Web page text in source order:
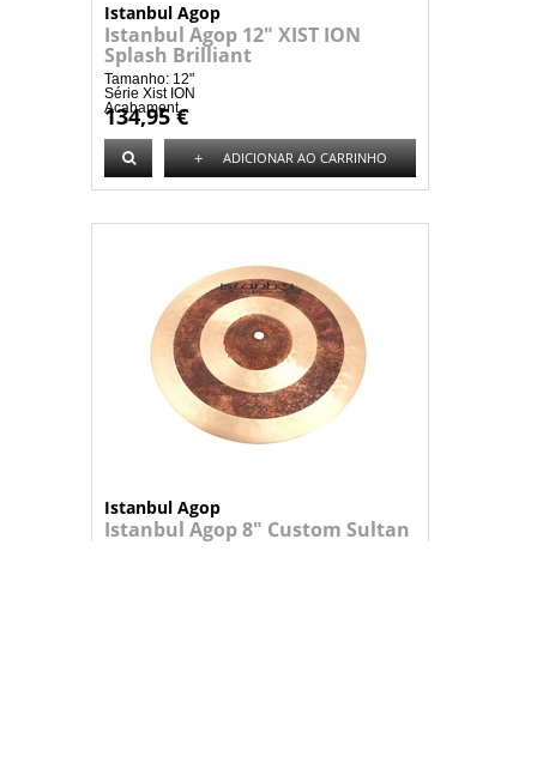
Istanbul Agop
Istanbul Agop 12" XIST ION
Splash Brilliant
Tamanho: 12"
Série Xist ION
Acabament...
134,95 €
+ ADICIONAR AO CARRINHO
Istanbul Agop
Istanbul Agop 8" Custom Sultan